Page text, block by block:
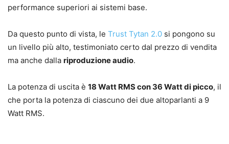
performance superiori ai sistemi base.
Da questo punto di vista, le Trust Tytan 2.0 si pongono su
un livello più alto, testimoniato certo dal prezzo di vendita
ma anche dalla riproduzione audio.
La potenza di uscita è 18 Watt RMS con 36 Watt di picco, il
che porta la potenza di ciascuno dei due altoparlanti a 9
Watt RMS.